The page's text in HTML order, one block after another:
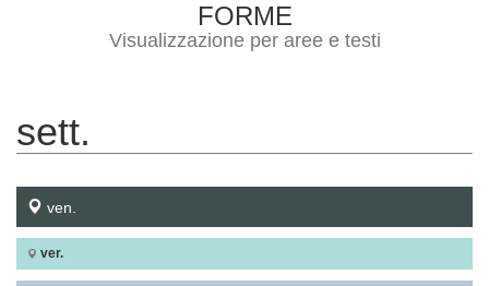
FORME
Visualizzazione per aree e testi
sett.
ven.
ver.